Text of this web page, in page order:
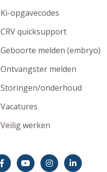
Ki-opgavecodes
CRV quicksupport
Geboorte melden (embryo)
Ontvangster melden
Storingen/onderhoud
Vacatures
Veilig werken